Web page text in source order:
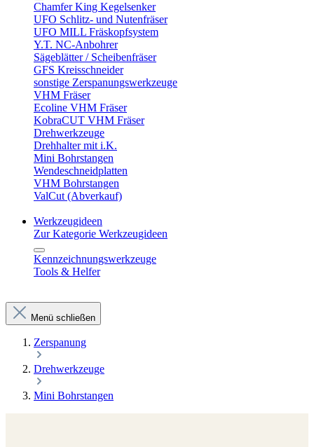
Chamfer King Kegelsenker
UFO Schlitz- und Nutenfräser
UFO MILL Fräskopfsystem
Y.T. NC-Anbohrer
Sägeblätter / Scheibenfräser
GFS Kreisschneider
sonstige Zerspanungswerkzeuge
VHM Fräser
Ecoline VHM Fräser
KobraCUT VHM Fräser
Drehwerkzeuge
Drehhalter mit i.K.
Mini Bohrstangen
Wendeschneidplatten
VHM Bohrstangen
ValCut (Abverkauf)
Werkzeugideen
Zur Kategorie Werkzeugideen
Kennzeichnungswerkzeuge
Tools & Helfer
Menü schließen
Zerspanung
Drehwerkzeuge
Mini Bohrstangen